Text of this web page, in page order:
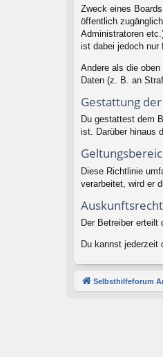
Zweck eines
öffentlich
Administratoren
ist dabei jedoch nur
Andere als die
Daten (z. B. an
Gestattung
Du gestattest dem
ist. Darüber hinaus
Diese Richtlinie
verarbeitet, wird er
Auskunftsrecht
Der Betreiber erteilt
Du kannst jederzeit
Selbsthilfeforum